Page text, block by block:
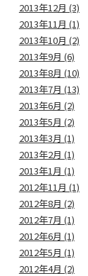
2013年12月 (3)
2013年11月 (1)
2013年10月 (2)
2013年9月 (6)
2013年8月 (10)
2013年7月 (13)
2013年6月 (2)
2013年5月 (2)
2013年3月 (1)
2013年2月 (1)
2013年1月 (1)
2012年11月 (1)
2012年8月 (2)
2012年7月 (1)
2012年6月 (1)
2012年5月 (1)
2012年4月 (2)